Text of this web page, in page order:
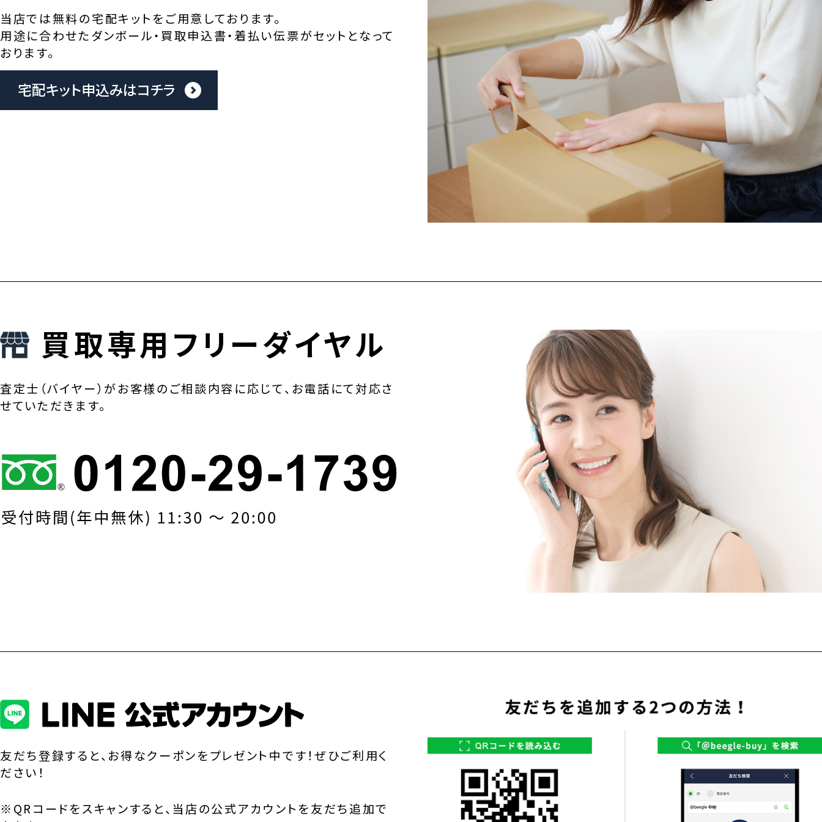
当店では無料の宅配キットをご用意しております。
用途に合わせたダンボール・買取申込書・着払い伝票がセットとなって
おります。
宅配キット申込みはコチラ
買取専用フリーダイヤル
査定士（バイヤー）がお客様のご相談内容に応じて、お電話にて対応さ
せていただきます。
友だち登録すると、お得なクーポンをプレゼント中です！ぜひご利用く
ださい！
※QRコードをスキャンすると、当店の公式アカウントを友だち追加で